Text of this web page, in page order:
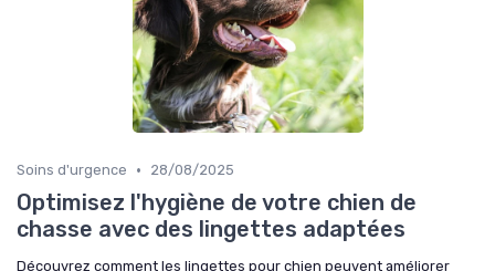
Soins d'urgence • 28/08/2025
Optimisez l'hygiène de votre chien de
chasse avec des lingettes adaptées
Découvrez comment les lingettes pour chien peuvent améliorer